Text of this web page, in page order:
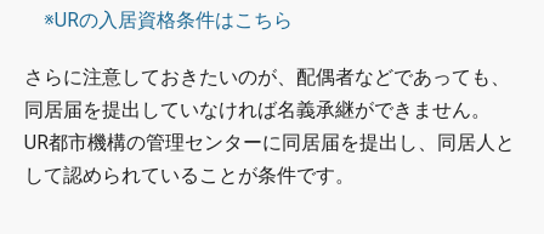
※URの入居資格条件はこちら
さらに注意しておきたいのが、配偶者などであっても、
同居届を提出していなければ名義承継ができません。
UR都市機構の管理センターに同居届を提出し、同居人と
して認められていることが条件です。